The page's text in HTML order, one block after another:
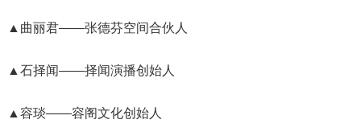
▲曲丽君——张德芬空间合伙人
▲石择闻——择闻演播创始人
▲容琰——容阁文化创始人